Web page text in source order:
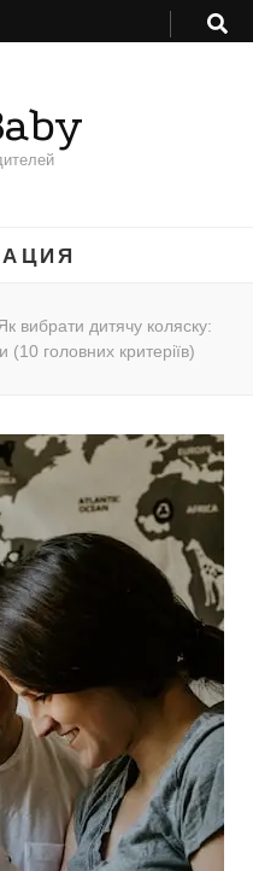
вибрати дитячу коляску:
головних критеріїв)